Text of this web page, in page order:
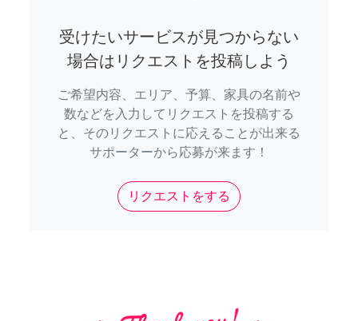
受けたいサービスが見つからない
場合はリクエストを投稿しよう
ご希望内容、エリア、予算、家具の名前や
数などを入力してリクエストを投稿する
と、そのリクエストに応えることが出来る
サポーターから応募が来ます！
リクエストをする